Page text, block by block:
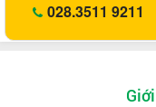
028.3511 9211